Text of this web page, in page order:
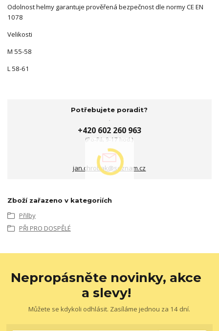
Odolnost helmy garantuje prověřená bezpečnost dle normy CE EN
1078
Velikosti
M 55-58
L 58-61
Potřebujete poradit?
+420 602 260 963
(Po-Pá, 9-17 hod.)
jan.chrobak@seznam.cz
Zboží zařazeno v kategoriích
Přilby
PŘI PRO DOSPĚLÉ
Nepropásněte novinky, akce
a slevy!
Můžete se kdykoli odhlásit. Zasíláme jednou za 14 dní.